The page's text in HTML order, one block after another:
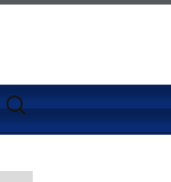
Ricerca
per: